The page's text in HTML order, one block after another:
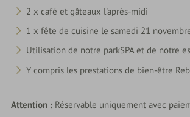
2 x café et gâteaux l'après-midi
1 x fête de cuisine le samedi 21
Utilisation de notre parkSPA et de notre
Y compris les prestations de bien-être
Attention : Réservable uniquement avec